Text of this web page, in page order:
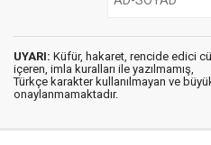
UYARI: Küfür, hakaret, rencide edici
içeren, imla kuralları ile yazılmamış,
Türkçe karakter kullanılmayan ve
onaylanmamaktadır.